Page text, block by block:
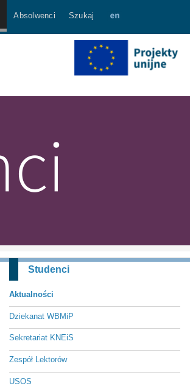
Absolwenci Szukaj
Studenci
Aktualności
Dziekanat WBMiP
Sekretariat KNEiS
Zespół Lektorów
USOS